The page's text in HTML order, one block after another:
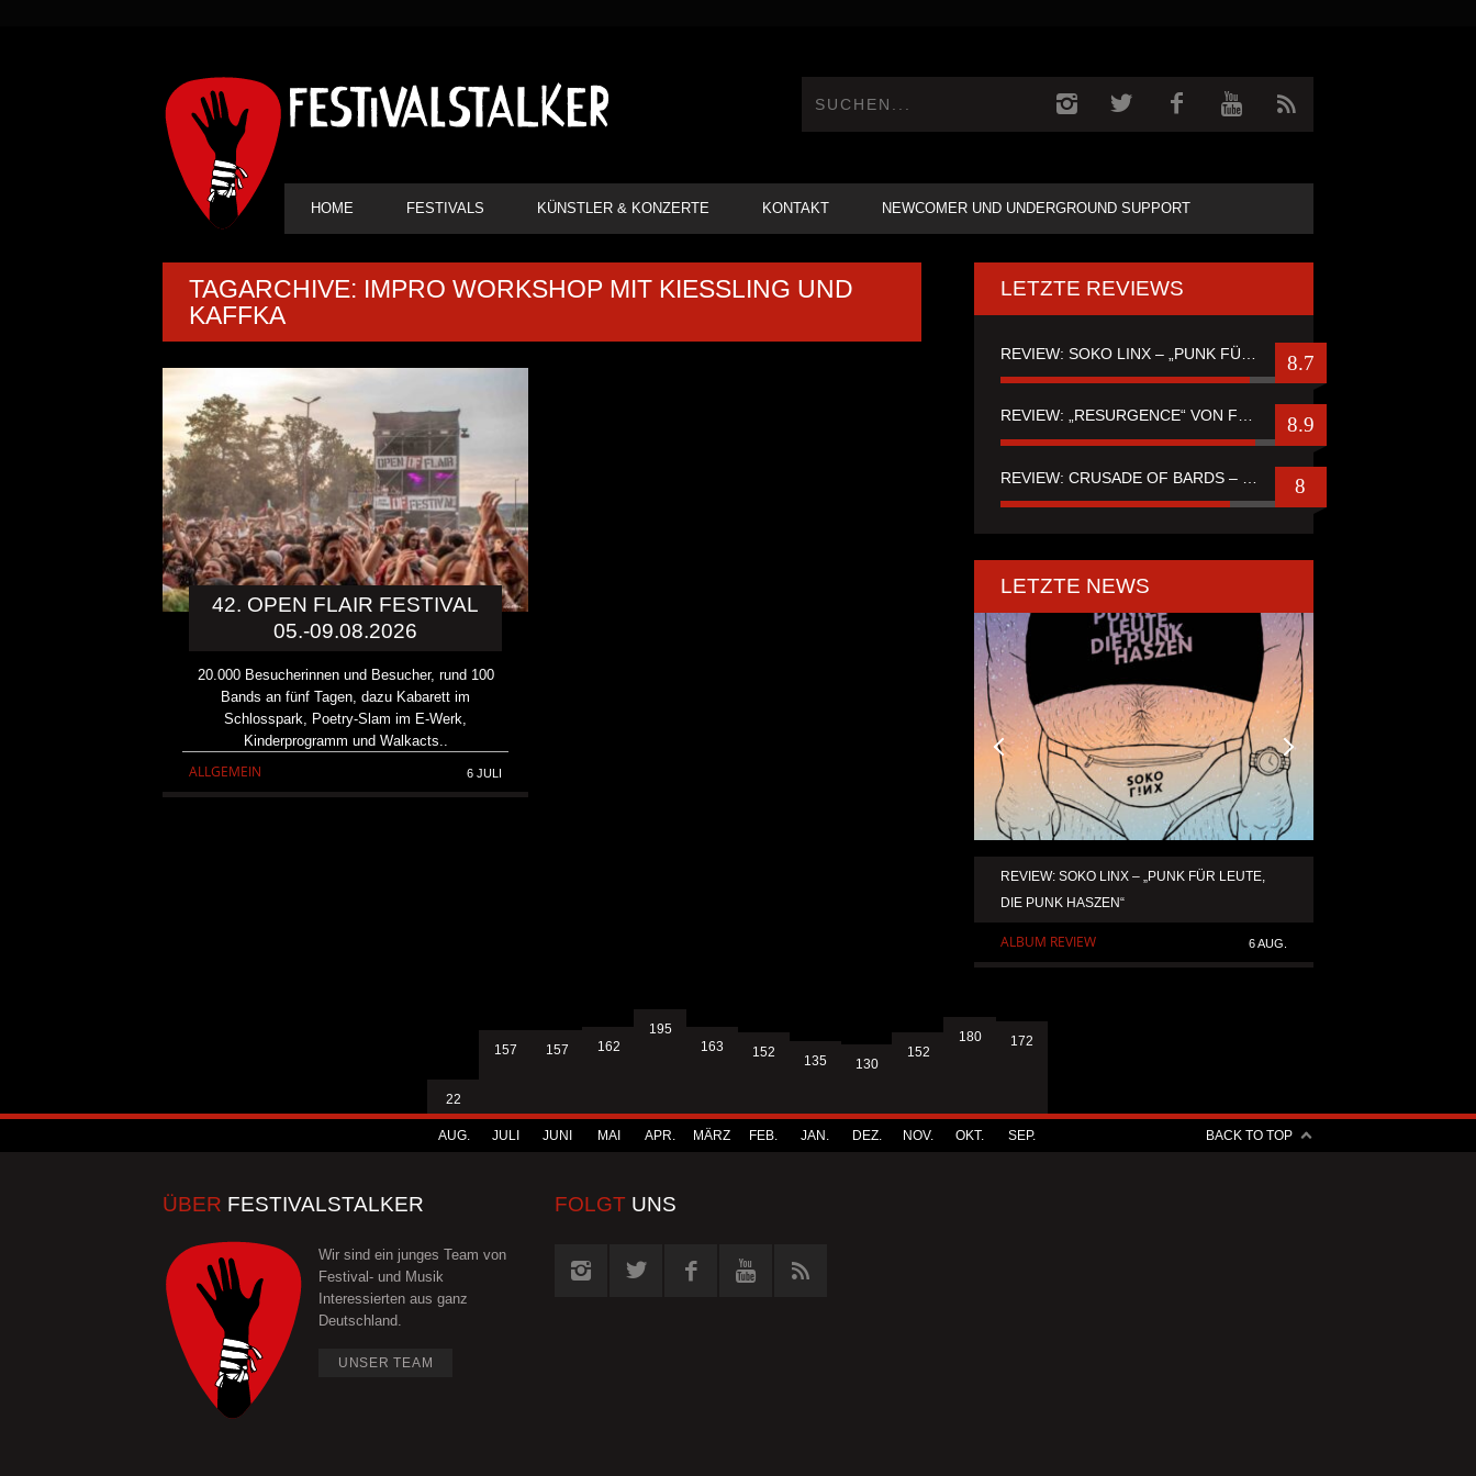
HAUPT-
NAVIGATION
HOME FESTIVALS KÜNSTLER & KONZERTE KONTAKT NEWCOMER UND UNDERGROUND SUPPORT
TAGARCHIVE: IMPRO WORKSHOP MIT KIESSLING UND
KAFFKA
42. OPEN FLAIR FESTIVAL
05.-09.08.2026
20.000 Besucherinnen und Besucher, rund 100
Bands an fünf Tagen, dazu Kabarett im
Schlosspark, Poetry-Slam im E-Werk,
Kinderprogramm und Walkacts..
ALLGEMEIN 6 JULI
LETZTE REVIEWS
8.7
REVIEW: „RESURGENCE“ VON FUTURE PALACE 8.9
8
LETZTE NEWS
REVIEW: SOKO LINX – „PUNK FÜR LEUTE,
DIE PUNK HASZEN“
ALBUM REVIEW 6 AUG.
22
AUG.
157
JULI
157
JUNI
162
MAI
195
APR.
163
MÄRZ
152
FEB.
135
JAN.
130
DEZ.
152
NOV.
180
OKT.
172
SEP. BACK TO TOP
ÜBER FESTIVALSTALKER
Wir sind ein junges Team von
Festival- und Musik
Interessierten aus ganz
Deutschland.
UNSER TEAM
FOLGT UNS